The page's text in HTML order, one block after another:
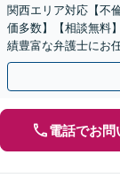
関西エリア対応【不
価多数】【相談無料
績豊富な弁護士にお
側両方対応」人情派
電話でお問